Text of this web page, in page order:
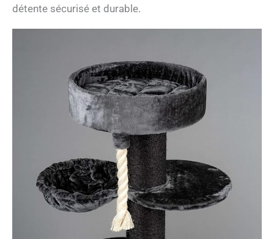
détente sécurisé et durable.